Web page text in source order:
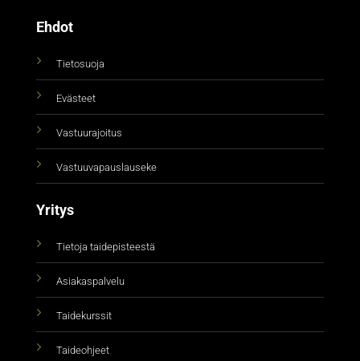
Ehdot
Tietosuoja
Evästeet
Vastuurajoitus
Vastuuvapauslauseke
Yritys
Tietoja taidepisteestä
Asiakaspalvelu
Taidekurssit
Taideohjeet